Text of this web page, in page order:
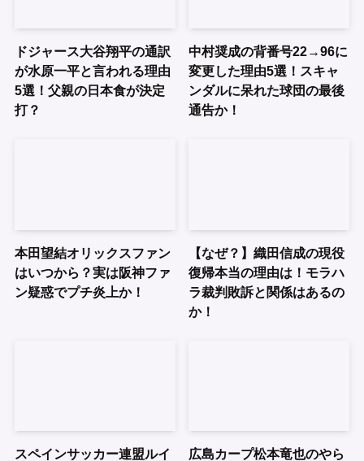
ドジャース大谷翔平の通訳
が水原一平と言われる理由
5選！父親の日本食が決定
打？
中村奨成の背番号22→96に
変更した理由5選！スキャ
ンダルに呆れた球団の最後
通告か！
本田望結オリックスファン
はいつから？実は阪神ファ
ン疑惑でプチ炎上か！
【なぜ？】織田信成の現役
復帰本当の理由は！モラハ
ラ裁判敗訴と関係はあるの
か！
スペインサッカー連盟ルイ
広島カープ松本竜也のやら